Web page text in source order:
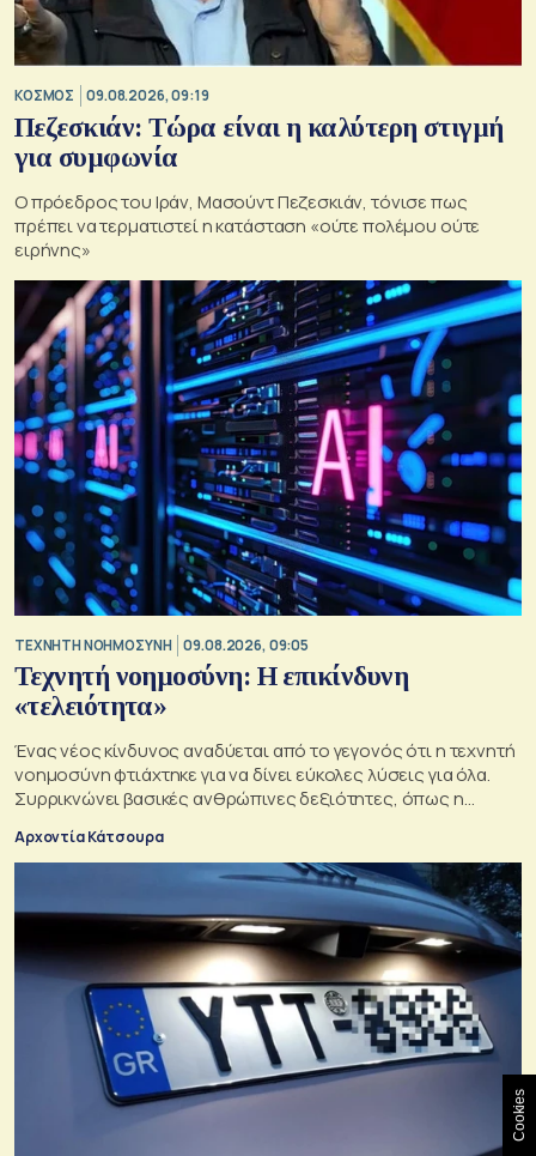
ΚΟΣΜΟΣ 09.08.2026, 09:19
Πεζεσκιάν: Τώρα είναι η καλύτερη στιγμή
για συμφωνία
Ο πρόεδρος του Ιράν, Μασούντ Πεζεσκιάν, τόνισε πως
πρέπει να τερματιστεί η κατάσταση «ούτε πολέμου ούτε
ειρήνης»
TΕΧΝΗΤΗ ΝΟΗΜΟΣΥΝΗ 09.08.2026, 09:05
Τεχνητή νοημοσύνη: Η επικίνδυνη
«τελειότητα»
Ένας νέος κίνδυνος αναδύεται από το γεγονός ότι η τεχνητή
νοημοσύνη φτιάχτηκε για να δίνει εύκολες λύσεις για όλα.
Συρρικνώνει βασικές ανθρώπινες δεξιότητες, όπως η
ενσυναίσθηση και η κοινωνική επαφή
Αρχοντία Κάτσουρα
Cookies